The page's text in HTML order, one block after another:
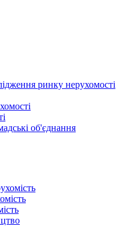
ринку нерухомості
об'єднання